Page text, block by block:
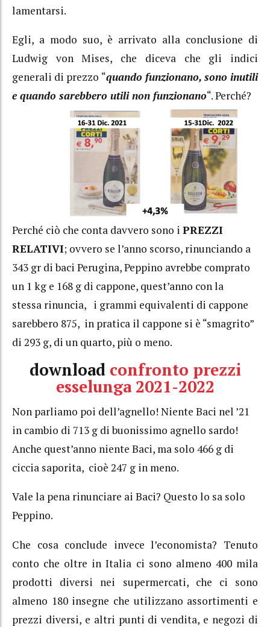
lamentarsi.
Egli, a modo suo, è arrivato alla conclusione di
Ludwig von Mises, che diceva che gli indici
generali di prezzo “quando funzionano, sono inutili
e quando sarebbero utili non funzionano“. Perché?
Perché ciò che conta davvero sono i PREZZI
RELATIVI; ovvero se l’anno scorso, rinunciando a
343 gr di baci Perugina, Peppino avrebbe comprato
un 1 kg e 168 g di cappone, quest’anno con la
stessa rinuncia, i grammi equivalenti di cappone
sarebbero 875, in pratica il cappone si è “smagrito”
di 293 g, di un quarto, più o meno.
download confronto prezzi
esselunga 2021-2022
Non parliamo poi dell’agnello! Niente Baci nel ’21
in cambio di 713 g di buonissimo agnello sardo!
Anche quest’anno niente Baci, ma solo 466 g di
ciccia saporita, cioè 247 g in meno.
Vale la pena rinunciare ai Baci? Questo lo sa solo
Peppino.
Che cosa conclude invece l’economista? Tenuto
conto che oltre in Italia ci sono almeno 400 mila
prodotti diversi nei supermercati, che ci sono
almeno 180 insegne che utilizzano assortimenti e
prezzi diversi, e altri punti di vendita, e negozi di